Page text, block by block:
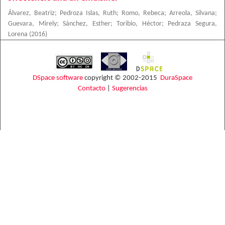
Álvarez, Beatriz; Pedroza Islas, Ruth; Romo, Rebeca; Arreola, Silvana;
Guevara, Mirely;Sánchez, Esther;Toribio, Héctor;
Pedraza Segura,
Lorena (2016)
DSpace software copyright © 2002-2015 DuraSpace
Contacto| Sugerencias